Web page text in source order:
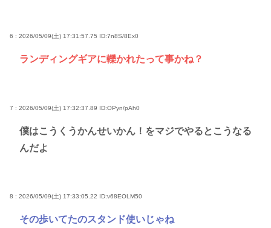
6 : 2026/05/09(土) 17:31:57.75 ID:7n8S/8Ex0
ランディングギアに轢かれたって事かね？
7 : 2026/05/09(土) 17:32:37.89 ID:OPyn/pAh0
僕はこうくうかんせいかん！をマジでやるとこうなる
んだよ
8 : 2026/05/09(土) 17:33:05.22 ID:v68EOLM50
その歩いてたのスタンド使いじゃね